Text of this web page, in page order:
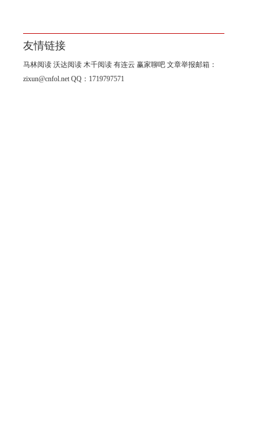
友情链接
马林阅读 沃达阅读 木千阅读 有连云 赢家聊吧 文章举报邮箱：
zixun@cnfol.net QQ：1719797571